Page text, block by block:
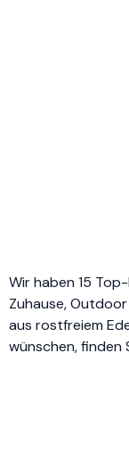
Wir haben 15
Zuhause,
aus rostfreiem
wünschen, finden